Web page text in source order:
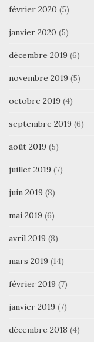
février 2020 (5)
janvier 2020 (5)
décembre 2019 (6)
novembre 2019 (5)
octobre 2019 (4)
septembre 2019 (6)
août 2019 (5)
juillet 2019 (7)
juin 2019 (8)
mai 2019 (6)
avril 2019 (8)
mars 2019 (14)
février 2019 (7)
janvier 2019 (7)
décembre 2018 (4)